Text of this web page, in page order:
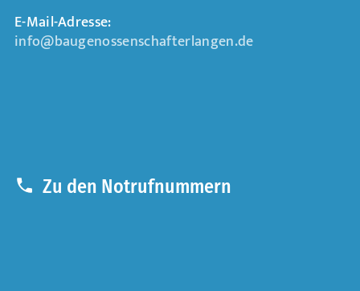
E-Mail-Adresse:
info@baugenossenschafterlangen.de
Zu den Notrufnummern